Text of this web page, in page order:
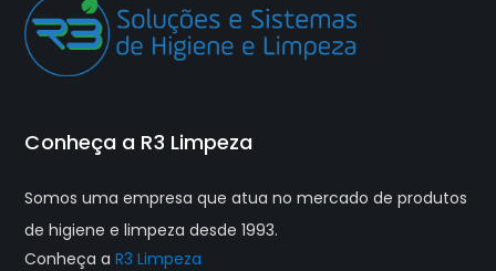
Conheça a R3 Limpeza
Somos uma empresa que atua no mercado de produtos
de higiene e limpeza desde 1993.
Conheça aR3 Limpeza